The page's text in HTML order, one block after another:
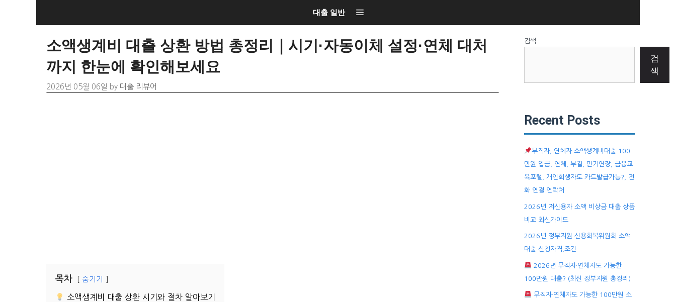
대출 일반
소액생계비 대출 상환 방법 총정리｜시기·자동이체 설정·연체 대처
까지 한눈에 확인해보세요
2026년 05월 06일 by 대출 리뷰어
목차 숨기기
소액생계비 대출 상환 시기와 절차 알아보기
검색
검
색
Recent Posts
무직자, 연체자 소액생계비대출 100
만원 입금, 연체, 부결, 만기연장, 금융교
육포털, 개인회생자도 카드발급가능?, 전
화 연결 연락처
2026년 저신용자 소액 비상금 대출 상품
비교 최신가이드
2026년 정부지원 신용회복위원회 소액
대출 신청자격,조건
2026년 무직자·연체자도 가능한
100만원 대출? (최신 정부지원 총정리)
무직자·연체자도 가능한 100만원 소